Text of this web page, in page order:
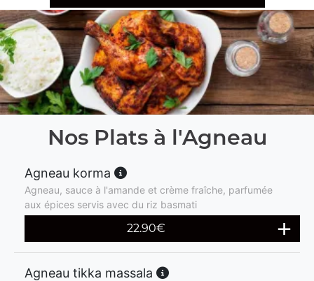
Nos Plats à l'Agneau
Agneau korma
Agneau, sauce à l'amande et crème fraîche, parfumée
aux épices servis avec du riz basmati
22.90€
Agneau tikka massala